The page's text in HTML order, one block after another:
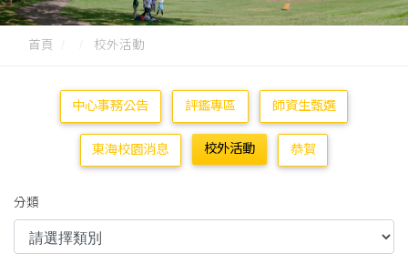
首頁 校外活動
中心事務公告 評鑑專區 師資生甄選
東海校園消息 校外活動 恭賀
分類